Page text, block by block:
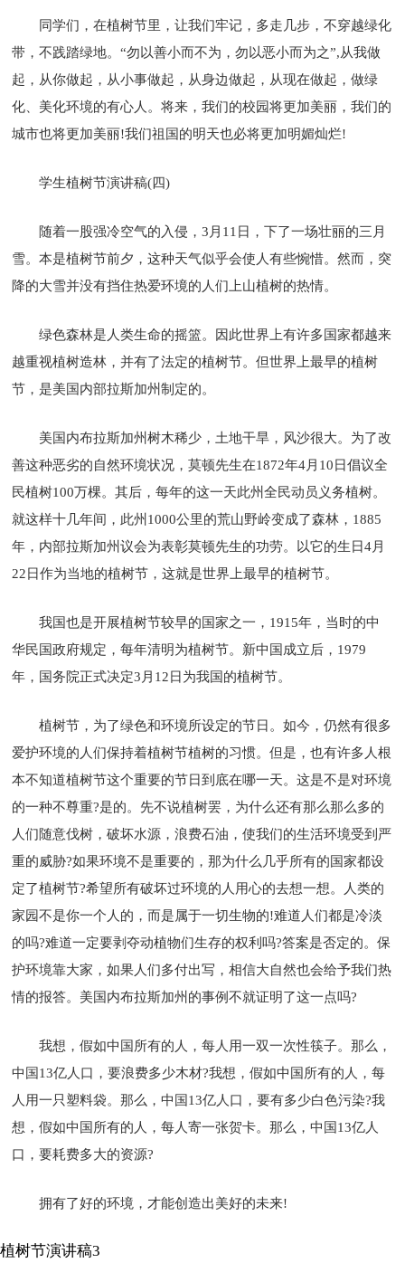
同学们，在植树节里，让我们牢记，多走几步，不穿越绿化
带，不践踏绿地。“勿以善小而不为，勿以恶小而为之”,从我做
起，从你做起，从小事做起，从身边做起，从现在做起，做绿
化、美化环境的有心人。将来，我们的校园将更加美丽，我们的
城市也将更加美丽!我们祖国的明天也必将更加明媚灿烂!
学生植树节演讲稿(四)
随着一股强冷空气的入侵，3月11日，下了一场壮丽的三月
雪。本是植树节前夕，这种天气似乎会使人有些惋惜。然而，突
降的大雪并没有挡住热爱环境的人们上山植树的热情。
绿色森林是人类生命的摇篮。因此世界上有许多国家都越来
越重视植树造林，并有了法定的植树节。但世界上最早的植树
节，是美国内部拉斯加州制定的。
美国内布拉斯加州树木稀少，土地干旱，风沙很大。为了改
善这种恶劣的自然环境状况，莫顿先生在1872年4月10日倡议全
民植树100万棵。其后，每年的这一天此州全民动员义务植树。
就这样十几年间，此州1000公里的荒山野岭变成了森林，1885
年，内部拉斯加州议会为表彰莫顿先生的功劳。以它的生日4月
22日作为当地的植树节，这就是世界上最早的植树节。
我国也是开展植树节较早的国家之一，1915年，当时的中
华民国政府规定，每年清明为植树节。新中国成立后，1979
年，国务院正式决定3月12日为我国的植树节。
植树节，为了绿色和环境所设定的节日。如今，仍然有很多
爱护环境的人们保持着植树节植树的习惯。但是，也有许多人根
本不知道植树节这个重要的节日到底在哪一天。这是不是对环境
的一种不尊重?是的。先不说植树罢，为什么还有那么那么多的
人们随意伐树，破坏水源，浪费石油，使我们的生活环境受到严
重的威胁?如果环境不是重要的，那为什么几乎所有的国家都设
定了植树节?希望所有破坏过环境的人用心的去想一想。人类的
家园不是你一个人的，而是属于一切生物的!难道人们都是冷淡
的吗?难道一定要剥夺动植物们生存的权利吗?答案是否定的。保
护环境靠大家，如果人们多付出写，相信大自然也会给予我们热
情的报答。美国内布拉斯加州的事例不就证明了这一点吗?
我想，假如中国所有的人，每人用一双一次性筷子。那么，
中国13亿人口，要浪费多少木材?我想，假如中国所有的人，每
人用一只塑料袋。那么，中国13亿人口，要有多少白色污染?我
想，假如中国所有的人，每人寄一张贺卡。那么，中国13亿人
口，要耗费多大的资源?
拥有了好的环境，才能创造出美好的未来!
植树节演讲稿3